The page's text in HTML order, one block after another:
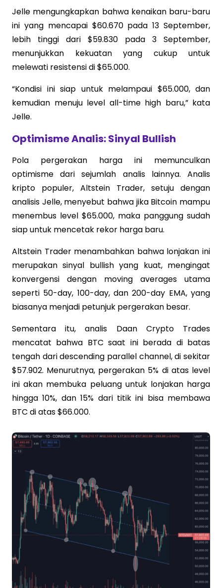
Jelle mengungkapkan bahwa kenaikan baru-baru
ini yang mencapai $60.670 pada 13 September,
lebih tinggi dari $59.830 pada 3 September,
menunjukkan kekuatan yang cukup untuk
melewati resistensi di $65.000.
“Kondisi ini siap untuk melampaui $65.000, dan
kemudian menuju level all-time high baru,” kata
Jelle.
Optimisme Analis: Sinyal Bullish
Pola pergerakan harga ini memunculkan
optimisme dari sejumlah analis lainnya. Analis
kripto populer, Altstein Trader, setuju dengan
analisis Jelle, menyebut bahwa jika Bitcoin mampu
menembus level $65.000, maka panggung sudah
siap untuk mencetak rekor harga baru.
Altstein Trader menambahkan bahwa lonjakan ini
merupakan sinyal bullish yang kuat, mengingat
konvergensi dengan moving averages utama
seperti 50-day, 100-day, dan 200-day EMA, yang
biasanya menjadi petunjuk pergerakan besar.
Sementara itu, analis Daan Crypto Trades
mencatat bahwa BTC saat ini berada di batas
tengah dari descending parallel channel, di sekitar
$57.902. Menurutnya, pergerakan 5% di atas level
ini akan membuka peluang untuk lonjakan harga
hingga 10%, dan 15% dari titik ini bisa membawa
BTC di atas $66.000.